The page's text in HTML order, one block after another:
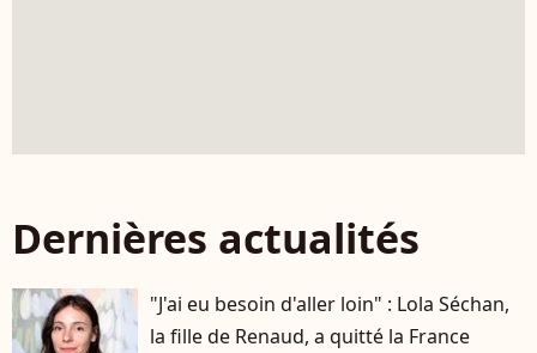
Dernières actualités
"J'ai eu besoin d'aller loin" : Lola Séchan,
la fille de Renaud, a quitté la France